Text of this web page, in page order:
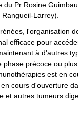
Pr Rosine
Larrey).
l'organisation
efficace pour
à d'autres
précoce ou
est en
cours d'ouverture
autres tumeurs